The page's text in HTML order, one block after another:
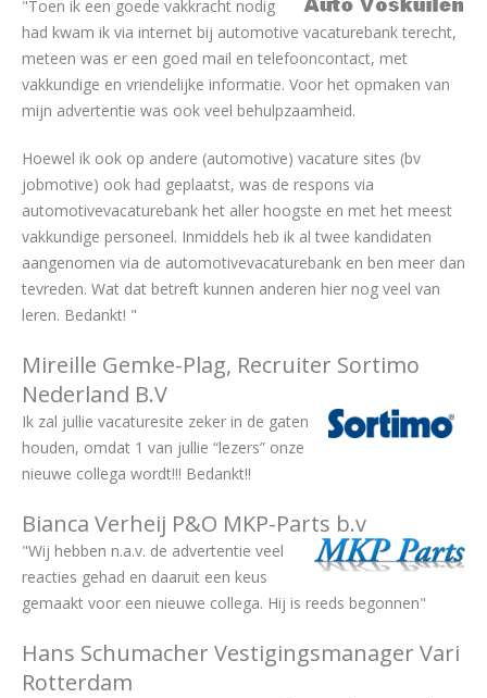
"Toen ik een goede vakkracht nodig
had kwam ik via internet bij automotive vacaturebank terecht,
meteen was er een goed mail en telefooncontact, met
vakkundige en vriendelijke informatie. Voor het opmaken van
mijn advertentie was ook veel behulpzaamheid.
Hoewel ik ook op andere (automotive) vacature sites (bv
jobmotive) ook had geplaatst, was de respons via
automotivevacaturebank het aller hoogste en met het meest
vakkundige personeel. Inmiddels heb ik al twee kandidaten
aangenomen via de automotivevacaturebank en ben meer dan
tevreden. Wat dat betreft kunnen anderen hier nog veel van
leren. Bedankt! "
Mireille Gemke-Plag, Recruiter Sortimo
Nederland B.V
Ik zal jullie vacaturesite zeker in de gaten
houden, omdat 1 van jullie “lezers” onze
nieuwe collega wordt!!! Bedankt!!
Bianca Verheij P&O MKP-Parts b.v
"Wij hebben n.a.v. de advertentie veel
reacties gehad en daaruit een keus
gemaakt voor een nieuwe collega. Hij is reeds begonnen"
Hans Schumacher Vestigingsmanager Vari
Rotterdam